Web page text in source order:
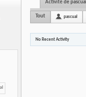
Activité de pascual
Tout pascual
No Recent Activity